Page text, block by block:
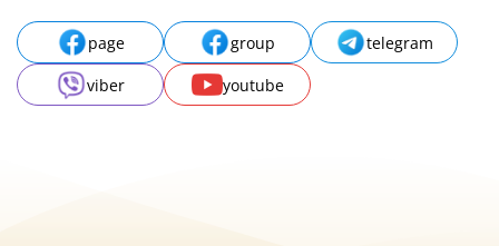
page group
telegram
viber
youtube